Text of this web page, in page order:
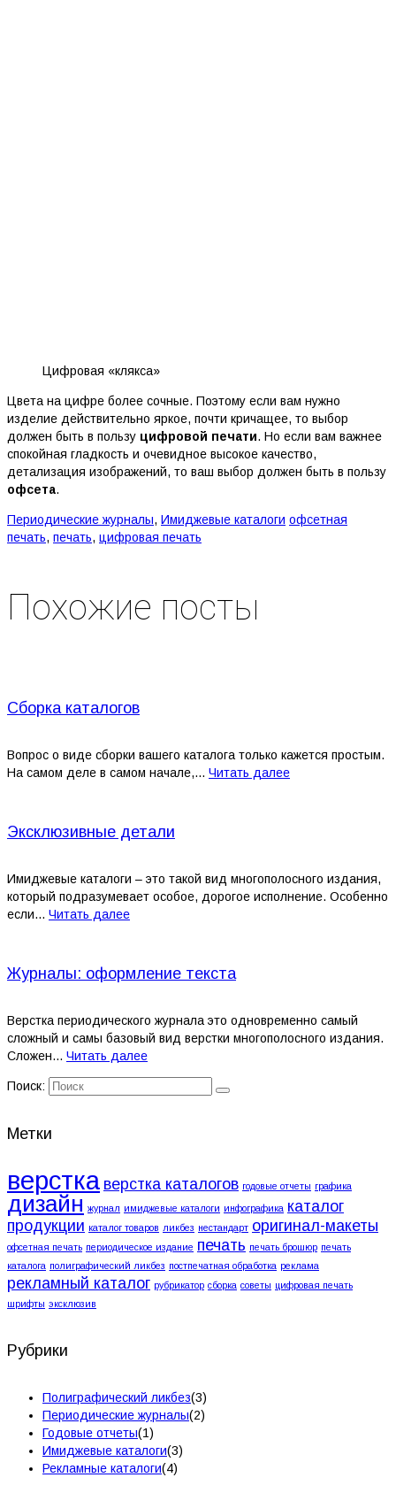
Цифровая «клякса»
Цвета на цифре более сочные. Поэтому если вам нужно
изделие действительно яркое, почти кричащее, то выбор
должен быть в пользу цифровой печати. Но если вам важнее
спокойная гладкость и очевидное высокое качество,
детализация изображений, то ваш выбор должен быть в пользу
офсета.
Периодические журналы, Имиджевые каталоги офсетная
печать, печать, цифровая печать
Похожие посты
Сборка каталогов
Вопрос о виде сборки вашего каталога только кажется простым.
На самом деле в самом начале,... Читать далее
Эксклюзивные детали
Имиджевые каталоги – это такой вид многополосного издания,
который подразумевает особое, дорогое исполнение. Особенно
если... Читать далее
Журналы: оформление текста
Верстка периодического журнала это одновременно самый
сложный и самы базовый вид верстки многополосного издания.
Сложен... Читать далее
Поиск:
Метки
верстка верстка каталогов годовые отчеты графика
дизайн журнал имиджевые каталоги инфографика каталог
продукции каталог товаров ликбез нестандарт оригинал-макеты
офсетная печать периодическое издание печать печать брошюр печать
каталога полиграфический ликбез постпечатная обработка реклама
рекламный каталог рубрикатор сборка советы цифровая печать
шрифты эксклюзив
Рубрики
Полиграфический ликбез(3)
Периодические журналы(2)
Годовые отчеты(1)
Имиджевые каталоги(3)
Рекламные каталоги(4)